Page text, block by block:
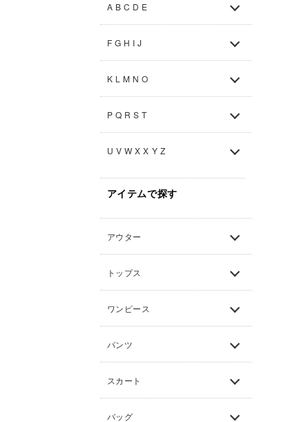
A B C D E
F G H I J
K L M N O
P Q R S T
U V W X X Y Z
アイテムで探す
アウター
トップス
ワンピース
パンツ
スカート
バッグ